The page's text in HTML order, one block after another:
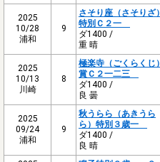
2025
10/28
浦和
9
さそり座（さそりざ）
特別Ｃ２一
ダ1400 /
重 晴
2025
10/13
川崎
8
極楽寺（ごくらくじ）
賞Ｃ２一二三
ダ1400 /
良 曇
2025
09/24
浦和
9
秋うらら（あきうら
ら）特別３歳一
ダ1400 /
良 晴